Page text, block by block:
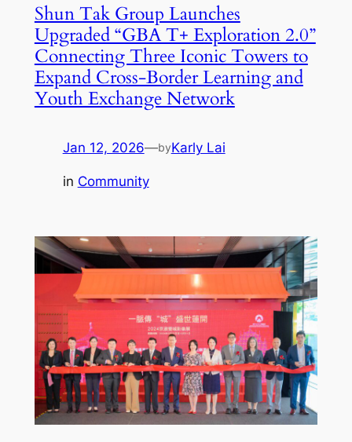
Shun Tak Group Launches
Upgraded “GBA T+ Exploration 2.0”
Connecting Three Iconic Towers to
Expand Cross-Border Learning and
Youth Exchange Network
Jan 12, 2026—byKarly Lai
in Community